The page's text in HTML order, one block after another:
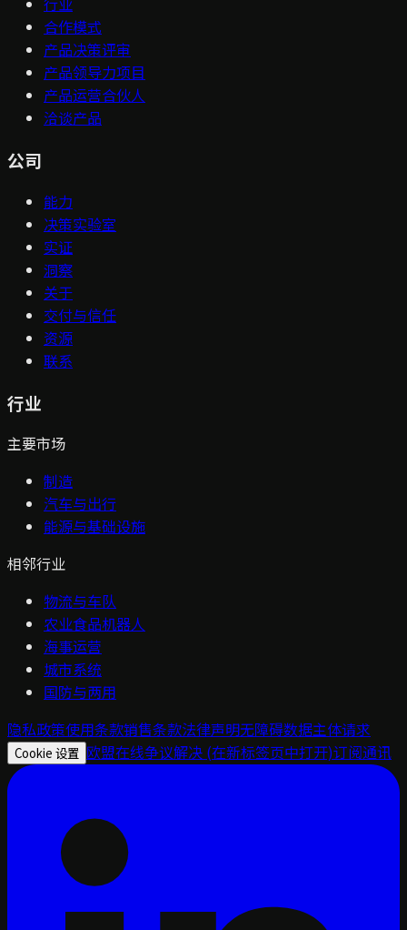
合作模式
产品决策评审
产品领导力项目
产品运营合伙人
洽谈产品
公司
能力
决策实验室
实证
洞察
关于
交付与信任
资源
联系
行业
主要市场
制造
汽车与出行
能源与基础设施
相邻行业
物流与车队
农业食品机器人
海事运营
城市系统
国防与两用
隐私政策使用条款销售条款法律声明无障碍数据主体请求
Cookie 设置 欧盟在线争议解决 (在新标签页中打开)订阅通讯